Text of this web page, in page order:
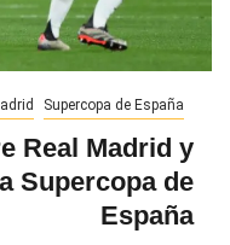
Supercopa de España
Real Madrid y
Supercopa de
España